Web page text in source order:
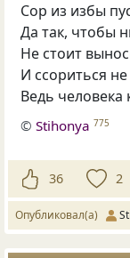
Сор из избы
Да так, чтобы
Не стоит
И ссориться не
Ведь
©Stihonya 775
36 2
Опубликовал(а)